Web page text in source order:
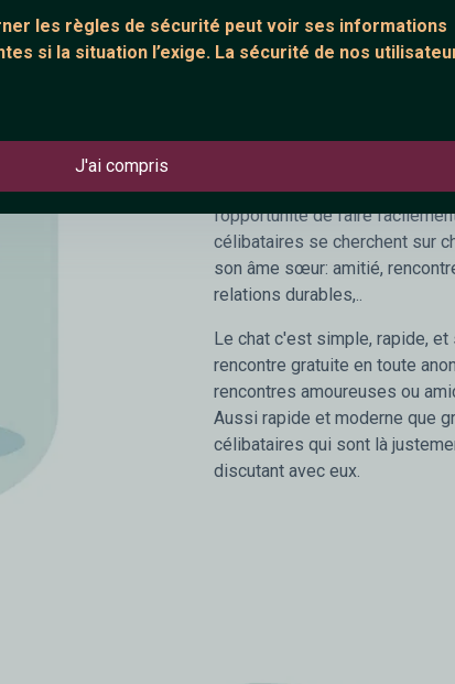
les règles de sécurité peut voir ses informations
si la situation l’exige. La sécurité de nos
J'ai compris
Un site sans inscription de
Qui permet de rendre
rencontres. Notre site permet
chance de pouvoir se
franchir le pas et créer des
Beaucoup de personnalités
notre site de rencontre
l’opportunité de faire
célibataires se cherchent sur
son âme sœur: amitié,
relations durables,..
Le chat c'est simple, rapide,
rencontre gratuite en toute
rencontres amoureuses ou
Aussi rapide et moderne que
célibataires qui sont là
discutant avec eux.